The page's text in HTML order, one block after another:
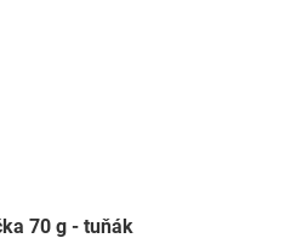
70 g - tuňák